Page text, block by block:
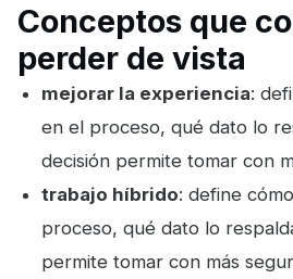
Conceptos que
perder de vista
mejorar la experiencia:
en el proceso, qué dato lo
decisión permite tomar con
trabajo híbrido: define
proceso, qué dato lo
permite tomar con más